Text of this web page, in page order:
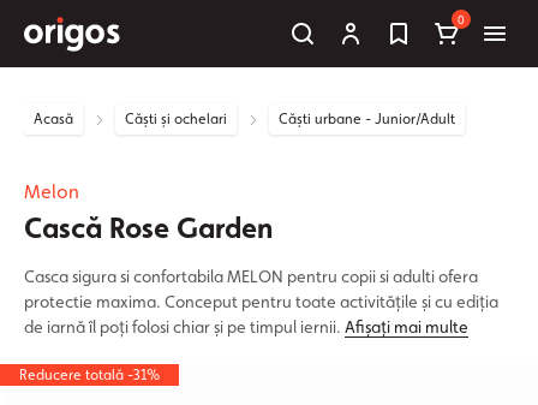
0
Acasă Căști și ochelari Căști urbane - Junior/Adult
Melon
Cască Rose Garden
Casca sigura si confortabila MELON pentru copii si adulti ofera
protectie maxima. Conceput pentru toate activitățile și cu ediția
de iarnă îl poți folosi chiar și pe timpul iernii. Afișați mai multe
Reducere totală -31%